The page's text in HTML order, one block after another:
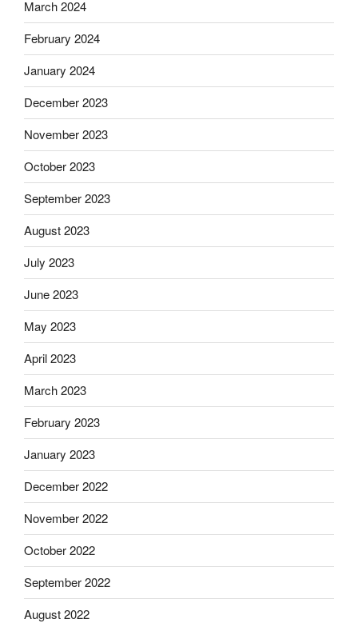
March 2024
February 2024
January 2024
December 2023
November 2023
October 2023
September 2023
August 2023
July 2023
June 2023
May 2023
April 2023
March 2023
February 2023
January 2023
December 2022
November 2022
October 2022
September 2022
August 2022